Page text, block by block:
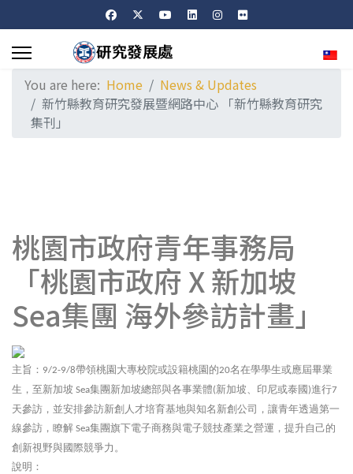
You are here: Home
News & Updates
新竹縣教育研究發展暨網路中心 「新竹縣教育研究
集刊」
桃園市政府青年事務局
「桃園市政府 X 新加坡
Sea集團 海外參訪計畫」
主旨： 9/2-9/8帶領桃園大專校院或設籍桃園的20名在學學生或應屆畢業
生，至新加坡 Sea集團新加坡總部與各事業體(新加坡、印尼或泰國)進行7
天參訪，並安排參訪新創人才培育基地與知名新創公司，讓青年透過第一
線參訪，瞭解 Sea集團旗下電子商務與電子競技產業之營運，提升自己的
創新視野與國際競爭力。
說明：